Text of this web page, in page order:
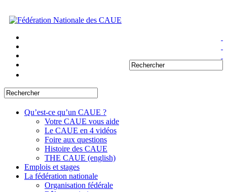
Qu’est-ce qu’un CAUE ?
Votre CAUE vous aide
Le CAUE en 4 vidéos
Foire aux questions
Histoire des CAUE
THE CAUE (english)
Emplois et stages
La fédération nationale
Organisation fédérale